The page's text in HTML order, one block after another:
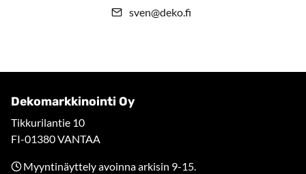
sven@deko.fi
Dekomarkkinointi Oy
Tikkurilantie 10
FI-01380 VANTAA
Myyntinäyttely avoinna arkisin 9-15.